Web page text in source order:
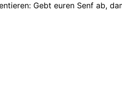
Gebt euren Senf ab,